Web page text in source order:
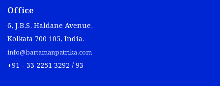
Office
6, J.B.S. Haldane Avenue,
Kolkata 700 105, India.
info@bartamanpatrika.com
+91 - 33 2251 3292 / 93